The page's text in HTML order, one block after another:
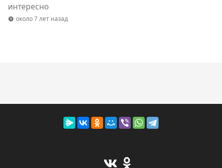
интересно
около 7 лет назад